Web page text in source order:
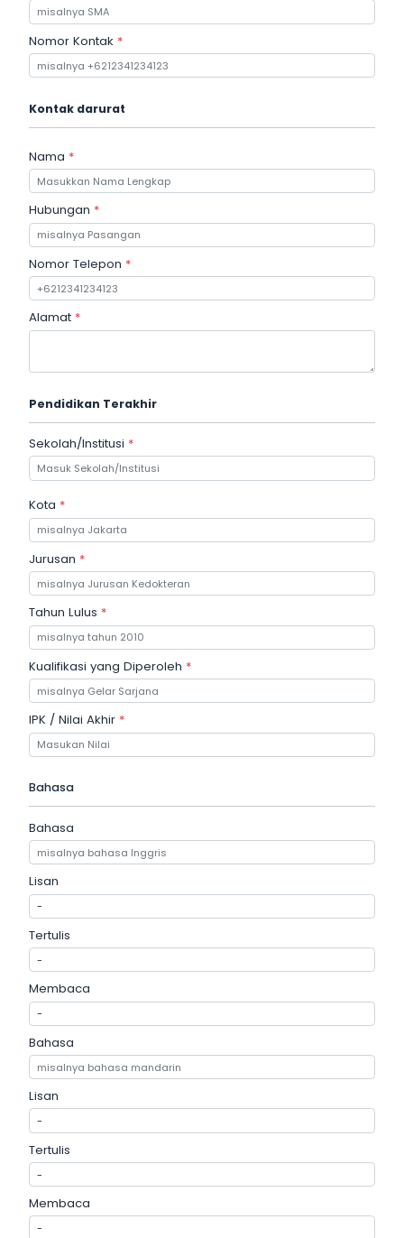
Nomor Kontak *
Kontak darurat
Nama *
Hubungan *
Nomor Telepon *
Alamat *
Pendidikan Terakhir
Sekolah/Institusi *
Kota *
Jurusan *
Tahun Lulus *
Kualifikasi yang Diperoleh *
IPK / Nilai Akhir *
Bahasa
Bahasa
Lisan
Tertulis
Membaca
Bahasa
Lisan
Tertulis
Membaca